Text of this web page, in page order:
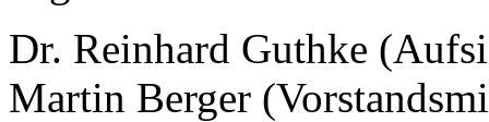
Dr. Reinhard Guthke
Martin Berger